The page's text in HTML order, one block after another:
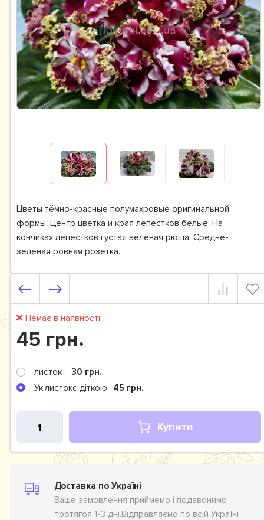
Цветы тёмно-красные полумахровые оригинальной
формы. Центр цветка и края лепестков белые. На
кончиках лепестков густая зелёная рюша. Средне-
зелёная ровная розетка.
Немає в наявності
45 грн.
листок-
30 грн.
Ук.листокс діткою
45 грн.
Купити
Доставка по Україні
Ваше замовлення приймемо і подзвонимо
протягоя 1-3 дні.Відправляємо по всій УкраЇні